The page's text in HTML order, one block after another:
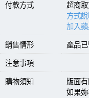
付款方式 超商
方式
加入
銷售情形 產品
注意事項
購物須知 版面
如果